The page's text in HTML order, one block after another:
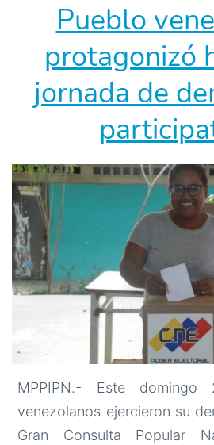
Pueblo
protagonizó
jornada de
MPPIPN.- Este
venezolanos ejercieron su
Gran Consulta Popular